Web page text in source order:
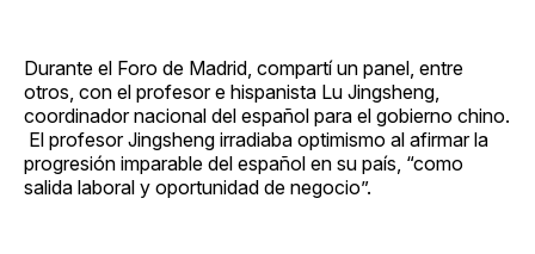
Durante el Foro de Madrid, compartí un panel, entre
otros, con el profesor e hispanista Lu Jingsheng,
coordinador nacional del español para el gobierno chino.
El profesor Jingsheng irradiaba optimismo al afirmar la
progresión imparable del español en su país, “como
salida laboral y oportunidad de negocio”.